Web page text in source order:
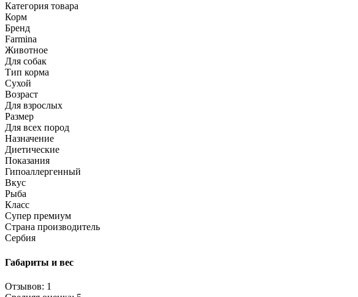
Категория товара
Корм
Бренд
Farmina
Животное
Для собак
Тип корма
Сухой
Возраст
Для взрослых
Размер
Для всех пород
Назначение
Диетические
Показания
Гипоаллергенный
Вкус
Рыба
Класс
Супер премиум
Страна производитель
Сербия
Габариты и вес
Отзывов: 1